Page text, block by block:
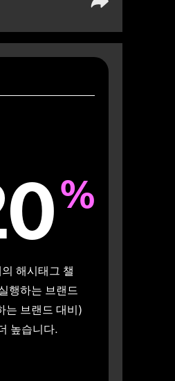
%
해시태그 챌
행하는 브랜드
는 브랜드 대비)
높습니다.